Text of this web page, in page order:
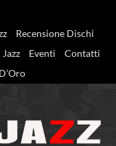
Recensione Dischi
Eventi
Contatti